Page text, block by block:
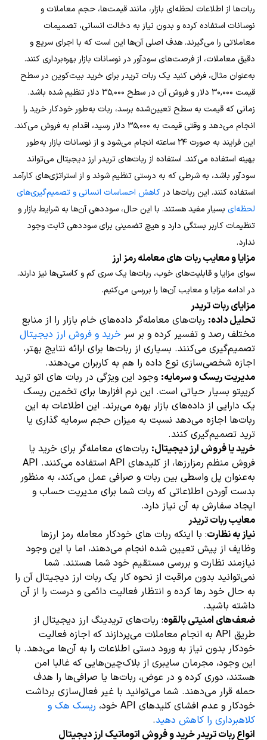
ربات‌ها از اطلاعات لحظه‌ای بازار، مانند قیمت‌ها، حجم معاملات و
نوسانات استفاده کرده و بدون نیاز به دخالت انسانی، تصمیمات
معاملاتی را می‌گیرند. هدف اصلی آن‌ها این است که با اجرای سریع و
دقیق معاملات، از فرصت‌های سودآور در نوسانات بازار بهره‌برداری کنند.
به‌عنوان مثال، فرض کنید یک ربات تریدر برای خرید بیت‌کوین در سطح
قیمت ۳۰,۰۰۰ دلار و فروش آن در سطح ۳۵,۰۰۰ دلار تنظیم شده باشد.
زمانی که قیمت به سطح تعیین‌شده برسد، ربات به‌طور خودکار خرید را
انجام می‌دهد و وقتی قیمت به ۳۵,۰۰۰ دلار رسید، اقدام به فروش می‌کند.
این فرایند به صورت ۲۴ ساعته انجام می‌شود و از نوسانات بازار به‌طور
بهینه استفاده می‌کند. استفاده از ربات‌های تریدر ارز دیجیتال می‌تواند
سودآور باشد، به شرطی که به درستی تنظیم شوند و از استراتژی‌های کارآمد
استفاده کنند. این ربات‌ها درکاهش احساسات انسانی و تصمیم‌گیری‌های
لحظه‌ای بسیار مفید هستند. با این حال، سوددهی آن‌ها به شرایط بازار و
تنظیمات کاربر بستگی دارد و هیچ تضمینی برای سوددهی ثابت وجود
ندارد.
مزایا و معایب ربات های معامله رمز ارز
سوای مزایا و قابلیت‌های خوب، ربات‌ها یک سری کم و کاستی‌ها نیز دارند.
در ادامه مزایا و معایب آن‌ها را بررسی می‌کنیم.
مزایای ربات‌ تریدر
تحلیل داده: ربات‌های معامله‌گر داده‌های خام بازار را از منابع
مختلف رصد و تفسیر کرده و بر سر خرید و فروش ارز دیجیتال
تصمیم‌گیری می‌کنند. بسیاری از ربات‌ها برای ارائه نتایج بهتر،
اجازه شخصی‌سازی نوع داده را هم به کاربران می‌دهند.
مدیریت ریسک و سرمایه: وجود این ویژگی در ربات های اتو ترید
کریپتو بسیار حیاتی است. این نرم افزارها برای تخمین ریسک
یک دارایی از داده‌های بازار بهره می‌برند. این اطلاعات به این
ربات‌ها اجازه می‌دهد نسبت به میزان حجم سرمایه گذاری یا
ترید تصمیم‌گیری کنند.
خرید یا فروش ارز دیجیتال: ربات‌های معامله‌گر برای خرید یا
فروش منظم رمزارزها، از کلیدهای API استفاده می‌کنند. API
به‌عنوان پل واسطی بین ربات و صرافی عمل می‌کند، به منظور
بدست آوردن اطلاعاتی که ربات شما برای مدیریت حساب و
ایجاد سفارش به آن نیاز دارد.
معایب ربات تریدر
نیاز به نظارت: با اینکه ربات های خودکار معامله رمز ارزها
وظایف از پیش تعیین شده انجام می‌دهند، اما با این وجود
نیازمند نظارت و بررسی مستقیم خود شما هستند. شما
نمی‌توانید بدون مراقبت از نحوه کار یک ربات ارز دیجیتال آن را
به حال خود رها کرده و انتظار فعالیت دائمی و درست را از آن
داشته باشید.
ضعف‌های امنیتی بالقوه: ربات‌های تریدینگ ارز دیجیتال از
طریق API به انجام معاملات می‌پردازند که اجازه فعالیت
خودکار بدون نیاز به ورود دستی اطلاعات را به آن‌ها می‌دهد. با
این وجود، مجرمان سایبری از بلاک‌چین‌هایی که غالبا امن
هستند، دوری کرده و در عوض، ربات‌ها یا صرافی‌ها را هدف
حمله قرار می‌دهند. شما می‌توانید با غیر فعال‌سازی برداشت
خودکار و عدم افشای کلیدهای API خود،
ریسک هک و
کلاهبرداری را کاهش دهید.
انواع ربات تریدر خرید و فروش اتوماتیک ارز دیجیتال